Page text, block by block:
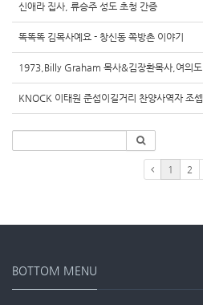
신애라 집사, 류승주 성도 초청 간증
똑똑똑 김목사예요 - 창신동 쪽방촌 이야기
1973,Billy Graham 목사&김장환목사,여의도
KNOCK 이태원 준섭이길거리 찬양사역자 조셉
1 2
BOTTOM MENU